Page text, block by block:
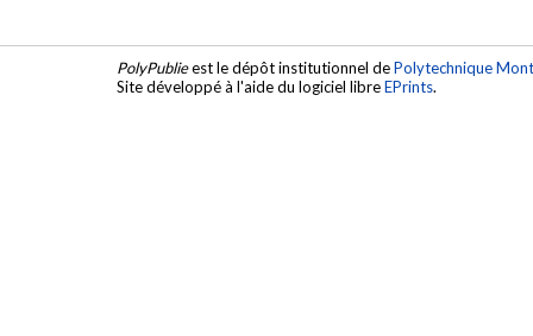
PolyPublieest le dépôt institutionnel dePolytechnique
Site développé à l'aide du logiciel libreEPrints.